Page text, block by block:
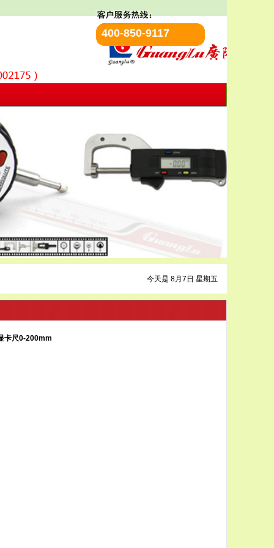
400-850-9117
今天是 8月7日 星期五
卡尺0-200mm